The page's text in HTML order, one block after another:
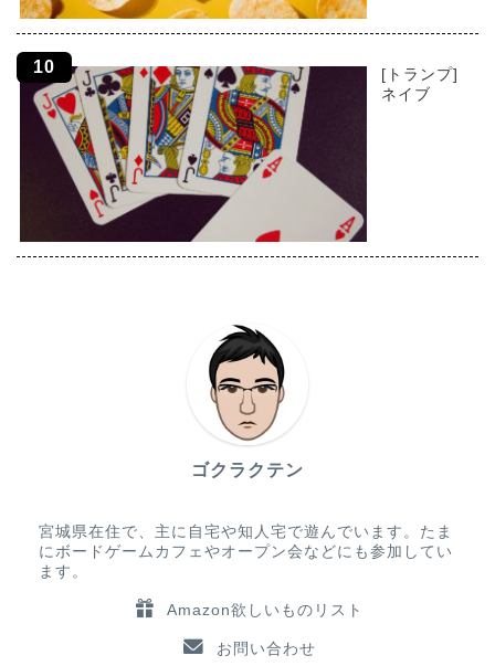
[トランプ]
ネイブ
ゴクラクテン
宮城県在住で、主に自宅や知人宅で遊んでいます。たま
にボードゲームカフェやオープン会などにも参加してい
ます。
Amazon欲しいものリスト
お問い合わせ